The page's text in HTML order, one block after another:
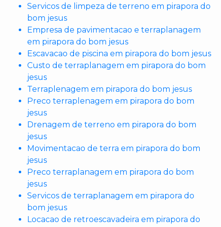
Servicos de limpeza de terreno em pirapora do
bom jesus
Empresa de pavimentacao e terraplanagem
em pirapora do bom jesus
Escavacao de piscina em pirapora do bom jesus
Custo de terraplanagem em pirapora do bom
jesus
Terraplenagem em pirapora do bom jesus
Preco terraplenagem em pirapora do bom
jesus
Drenagem de terreno em pirapora do bom
jesus
Movimentacao de terra em pirapora do bom
jesus
Preco terraplanagem em pirapora do bom
jesus
Servicos de terraplanagem em pirapora do
bom jesus
Locacao de retroescavadeira em pirapora do